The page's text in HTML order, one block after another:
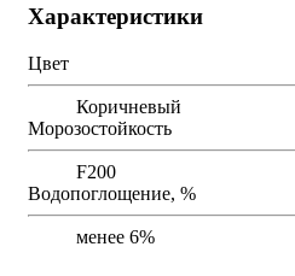
Характеристики
Цвет
Коричневый
Морозостойкость
F200
Водопоглощение, %
менее 6%